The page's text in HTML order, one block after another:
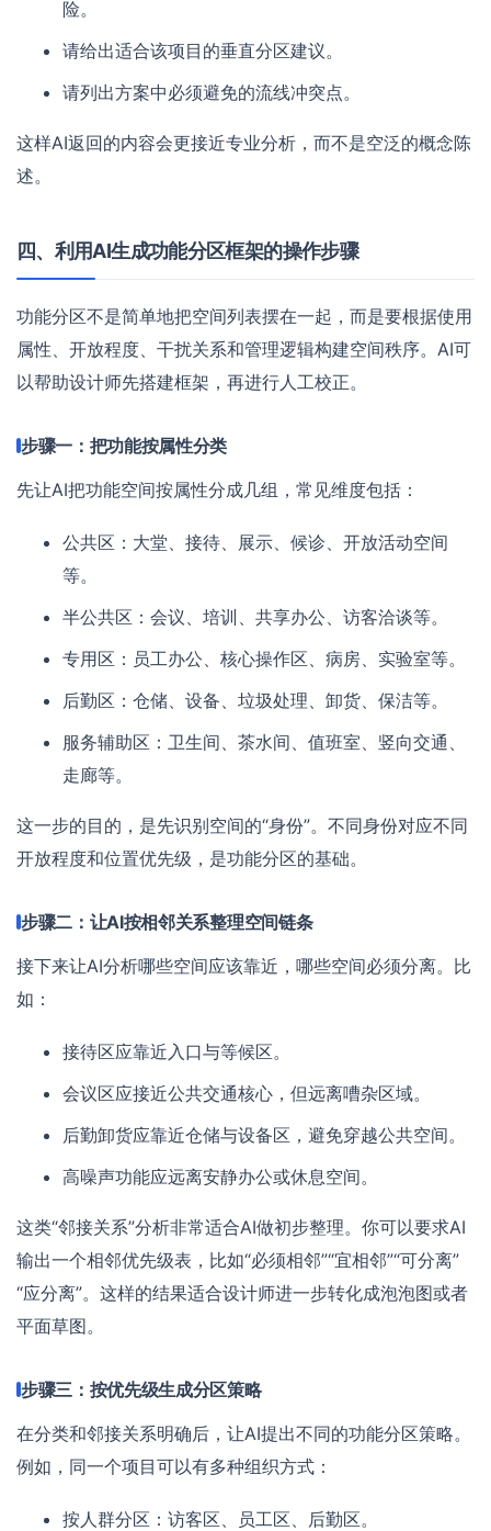
险。
请给出适合该项目的垂直分区建议。
请列出方案中必须避免的流线冲突点。
这样AI返回的内容会更接近专业分析，而不是空泛的概念陈
述。
四、利用AI生成功能分区框架的操作步骤
功能分区不是简单地把空间列表摆在一起，而是要根据使用
属性、开放程度、干扰关系和管理逻辑构建空间秩序。AI可
以帮助设计师先搭建框架，再进行人工校正。
步骤一：把功能按属性分类
先让AI把功能空间按属性分成几组，常见维度包括：
公共区：大堂、接待、展示、候诊、开放活动空间
等。
半公共区：会议、培训、共享办公、访客洽谈等。
专用区：员工办公、核心操作区、病房、实验室等。
后勤区：仓储、设备、垃圾处理、卸货、保洁等。
服务辅助区：卫生间、茶水间、值班室、竖向交通、
走廊等。
这一步的目的，是先识别空间的“身份”。不同身份对应不同
开放程度和位置优先级，是功能分区的基础。
步骤二：让AI按相邻关系整理空间链条
接下来让AI分析哪些空间应该靠近，哪些空间必须分离。比
如：
接待区应靠近入口与等候区。
会议区应接近公共交通核心，但远离嘈杂区域。
后勤卸货应靠近仓储与设备区，避免穿越公共空间。
高噪声功能应远离安静办公或休息空间。
这类“邻接关系”分析非常适合AI做初步整理。你可以要求AI
输出一个相邻优先级表，比如“必须相邻”“宜相邻”“可分离”
“应分离”。这样的结果适合设计师进一步转化成泡泡图或者
平面草图。
步骤三：按优先级生成分区策略
在分类和邻接关系明确后，让AI提出不同的功能分区策略。
例如，同一个项目可以有多种组织方式：
按人群分区：访客区、员工区、后勤区。